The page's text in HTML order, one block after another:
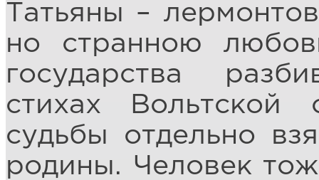
Татьяны –
но странною
государства
стихах Вольтской
судьбы отдельно
родины. Человек